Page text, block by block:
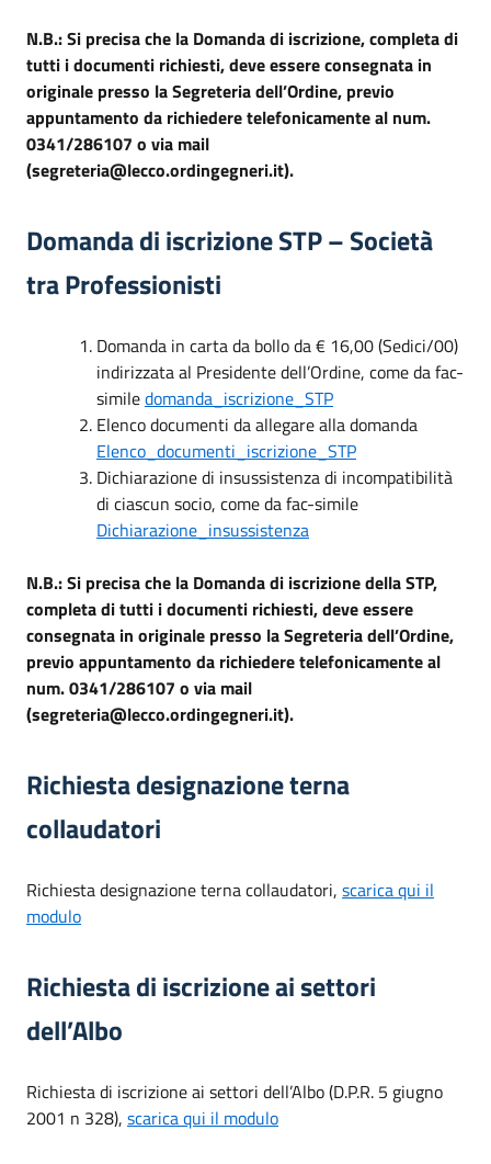
N.B.: Si precisa che la Domanda di iscrizione, completa di
tutti i documenti richiesti, deve essere consegnata in
originale presso la Segreteria dell’Ordine, previo
appuntamento da richiedere telefonicamente al num.
0341/286107 o via mail
(segreteria@lecco.ordingegneri.it).
Domanda di iscrizione STP – Società
tra Professionisti
Domanda in carta da bollo da € 16,00 (Sedici/00)
indirizzata al Presidente dell’Ordine, come da fac-
similedomanda_iscrizione_STP
Elenco documenti da allegare alla domanda
Elenco_documenti_iscrizione_STP
Dichiarazione di insussistenza di incompatibilità
di ciascun socio, come da fac-simile
Dichiarazione_insussistenza
N.B.: Si precisa che la Domanda di iscrizione della STP,
completa di tutti i documenti richiesti, deve essere
consegnata in originale presso la Segreteria dell’Ordine,
previo appuntamento da richiedere telefonicamente al
num. 0341/286107 o via mail
(segreteria@lecco.ordingegneri.it).
Richiesta designazione terna
collaudatori
Richiesta designazione terna collaudatori, scarica qui il
modulo
Richiesta di iscrizione ai settori
dell’Albo
Richiesta di iscrizione ai settori dell’Albo (D.P.R. 5 giugno
2001 n 328), scarica qui il modulo